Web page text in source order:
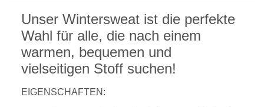
Unser Wintersweat ist die perfekte
Wahl für alle, die nach einem
warmen, bequemen und
vielseitigen Stoff suchen!
EIGENSCHAFTEN: